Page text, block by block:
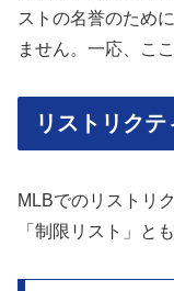
ストの名誉のため
ません。一応、こ
リストリク
MLBでのリストリ
「制限リスト」と